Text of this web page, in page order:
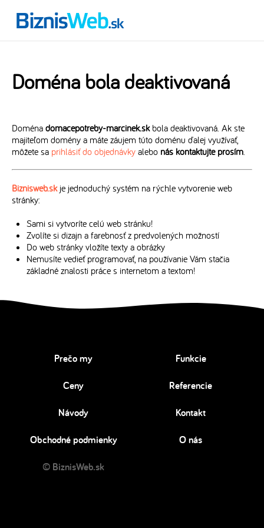
Doména bola deaktivovaná
Doména domacepotreby-marcinek.skbola deaktivovaná. Ak ste
majiteľom domény a máte záujem túto doménu ďalej využívať,
môžete sa prihlásiť do objednávky alebo nás kontaktujte prosím.
Biznisweb.skje jednoduchý systém na rýchle vytvorenie web
stránky:
Sami si vytvoríte celú web stránku!
Zvolíte si dizajn a farebnosť z predvolených možností
Do web stránky vložíte texty a obrázky
Nemusíte vedieť programovať, na používanie Vám stačia
základné znalosti práce s internetom a textom!
Prečo my Funkcie
Ceny Referencie
Návody Kontakt
Obchodné podmienky O nás
© BiznisWeb.sk